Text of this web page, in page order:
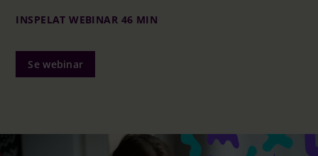
Om oss
INSPELAT WEBINAR 46 MIN
Se webinar